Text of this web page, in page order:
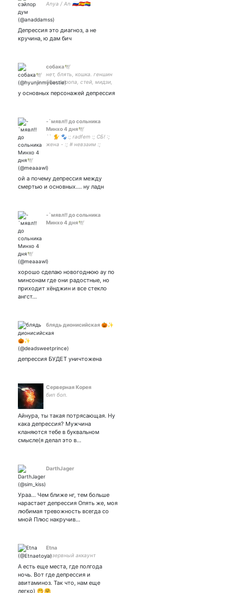
Anya / An 🇷🇺🇪🇸🏳️‍🌈
Депрессия это диагноз, а не
кручина, ю дам бич
собака🕊️
нет, блять, кошка. геншин
58ar европа, стей, мидзи,
эйтини, фиарнот🤲|
невзаим
у основных персонажей депрессия
-`мявл!! до сольника
Минхо 4 дня🕊
`` 🐈 🐾 :; radfem :; СБ! :;
жена - :; # невзаим :;
неизвестному
ой а почему депрессия между
смертью и основных.... ну ладн
-`мявл!! до сольника
Минхо 4 дня🕊
хорошо сделаю новогоднюю ау по
минсонам где они радостные, но
приходит хёнджин и все стекло
ангст…
блядь дионисийская 🎃✨
депрессия БУДЕТ уничтожена
Серверная Корея
бип боп.
Айнура, ты такая потрясающая. Ну
кака депрессия? Мужчина
кланяются тебе в буквальном
смысле(я делал это в…
DarthJager
Ураа... Чем ближе нг, тем больше
нарастает депрессия Опять же, моя
любимая тревожность всегда со
мной Плюс накручив…
Etna
резервный аккаунт
А есть еще места, где полгода
ночь. Вот где депрессия и
авитаминоз. Так что, нам еще
легко) 🤭🤗